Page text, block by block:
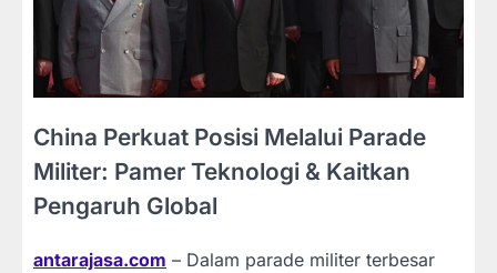
China Perkuat Posisi Melalui Parade
Militer: Pamer Teknologi & Kaitkan
Pengaruh Global
antarajasa.com – Dalam parade militer terbesar